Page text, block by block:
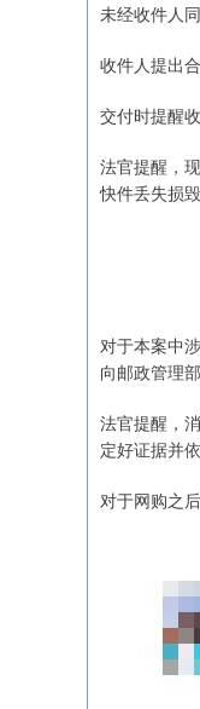
未经收件人
收件人提出
交付时提醒
法官提醒，
快件丢失损
对于本案中
向邮政管理
法官提醒，
定好证据并
对于网购之